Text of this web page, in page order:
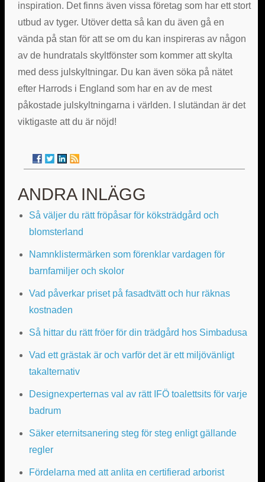
inspiration. Det finns även vissa företag som har ett stort
utbud av tyger. Utöver detta så kan du även gå en
vända på stan för att se om du kan inspireras av någon
av de hundratals skyltfönster som kommer att skylta
med dess julskyltningar. Du kan även söka på nätet
efter Harrods i England som har en av de mest
påkostade julskyltningarna i världen. I slutändan är det
viktigaste att du är nöjd!
ANDRA INLÄGG
Så väljer du rätt fröpåsar för köksträdgård och
blomsterland
Namnklistermärken som förenklar vardagen för
barnfamiljer och skolor
Vad påverkar priset på fasadtvätt och hur räknas
kostnaden
Så hittar du rätt fröer för din trädgård hos Simbadusa
Vad ett grästak är och varför det är ett miljövänligt
takalternativ
Designexperternas val av rätt IFÖ toalettsits för varje
badrum
Säker eternitsanering steg för steg enligt gällande
regler
Fördelarna med att anlita en certifierad arborist